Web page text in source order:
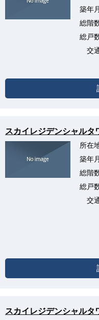
築年月
総階
総戸
交
スカイレジデンシャルタ
所在
築年月
総階
総戸
交
スカイレジデンシャルタ